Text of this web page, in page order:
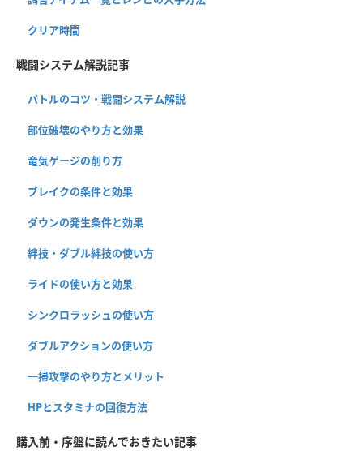
クリア時間
戦闘システム解説記事
バトルのコツ・戦闘システム解説
部位破壊のやり方と効果
竜気ゲージの削り方
ブレイクの条件と効果
ダウンの発生条件と効果
絆技・ダブル絆技の使い方
ライドの使い方と効果
シンクロラッシュの使い方
ダブルアクションの使い方
一掃攻撃のやり方とメリット
HPとスタミナの回復方法
購入前・序盤に読んでおきたい記事